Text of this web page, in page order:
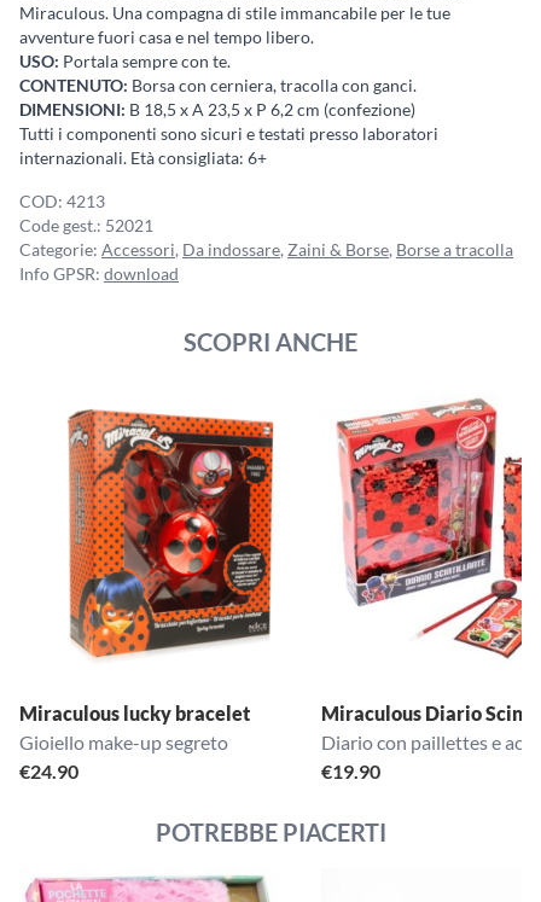
Miraculous. Una compagna di stile immancabile per le tue
avventure fuori casa e nel tempo libero.
USO: Portala sempre con te.
CONTENUTO: Borsa con cerniera, tracolla con ganci.
DIMENSIONI: B 18,5 x A 23,5 x P 6,2 cm (confezione)
Tutti i componenti sono sicuri e testati presso laboratori
internazionali. Età consigliata: 6+
COD: 4213
Code gest.: 52021
Categorie: Accessori, Da indossare, Zaini & Borse, Borse a tracolla
Info GPSR: download
SCOPRI ANCHE
Miraculous lucky bracelet
Gioiello make-up segreto
€24.90
Miraculous Diario
Diario con paillettes e
€19.90
POTREBBE PIACERTI